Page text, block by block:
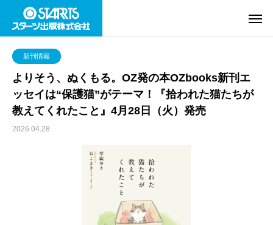
新刊情報
よりそう、ぬくもる。OZ発の本OZbooks新刊エ
ッセイは“保護猫”がテーマ！『拾われた猫たちが
教えてくれたこと』4月28日（火）発売
2026.04.28